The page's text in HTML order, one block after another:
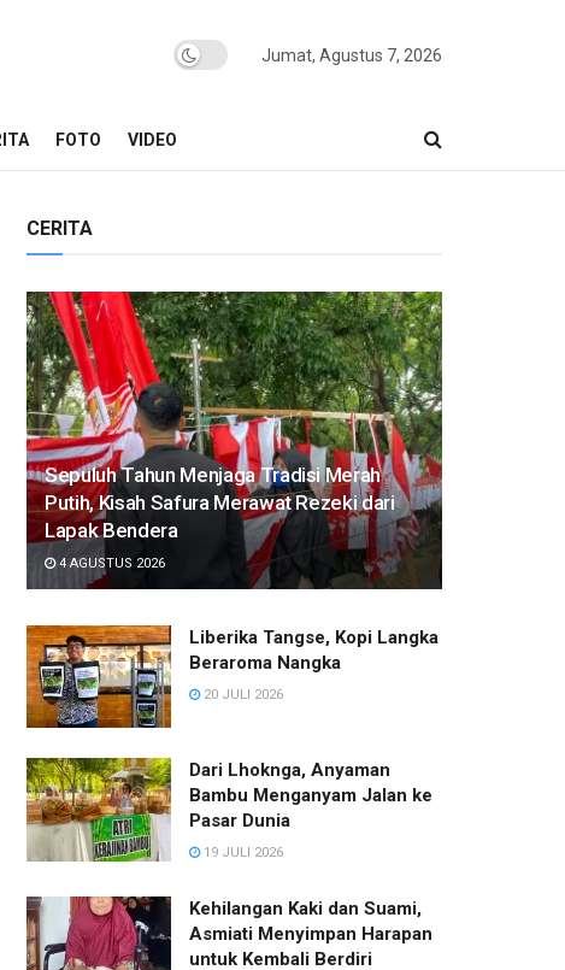
Jumat, Agustus 7, 2026
FOTO VIDEO
CERITA
Sepuluh Tahun Menjaga Tradisi Merah
Putih, Kisah Safura Merawat Rezeki dari
Lapak Bendera
4 AGUSTUS 2026
Liberika Tangse, Kopi Langka
Beraroma Nangka
20 JULI 2026
Dari Lhoknga, Anyaman
Bambu Menganyam Jalan ke
Pasar Dunia
19 JULI 2026
Kehilangan Kaki dan Suami,
Asmiati Menyimpan Harapan
untuk Kembali Berdiri